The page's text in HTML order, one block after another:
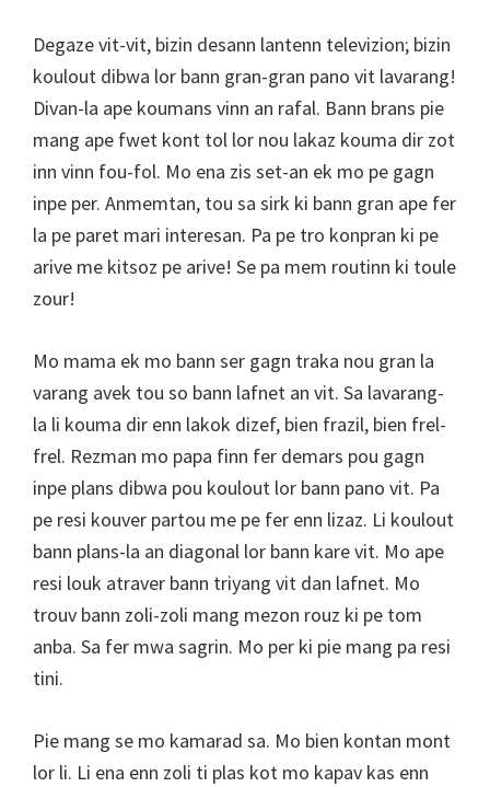
Degaze vit-vit, bizin desann lantenn televizion; bizin
koulout dibwa lor bann gran-gran pano vit lavarang!
Divan-la ape koumans vinn an rafal. Bann brans pie
mang ape fwet kont tol lor nou lakaz kouma dir zot
inn vinn fou-fol. Mo ena zis set-an ek mo pe gagn
inpe per. Anmemtan, tou sa sirk ki bann gran ape fer
la pe paret mari interesan. Pa pe tro konpran ki pe
arive me kitsoz pe arive! Se pa mem routinn ki toule
zour!
Mo mama ek mo bann ser gagn traka nou gran la
varang avek tou so bann lafnet an vit. Sa lavarang-
la li kouma dir enn lakok dizef, bien frazil, bien frel-
frel. Rezman mo papa finn fer demars pou gagn
inpe plans dibwa pou koulout lor bann pano vit. Pa
pe resi kouver partou me pe fer enn lizaz. Li koulout
bann plans-la an diagonal lor bann kare vit. Mo ape
resi louk atraver bann triyang vit dan lafnet. Mo
trouv bann zoli-zoli mang mezon rouz ki pe tom
anba. Sa fer mwa sagrin. Mo per ki pie mang pa resi
tini.
Pie mang se mo kamarad sa. Mo bien kontan mont
lor li. Li ena enn zoli ti plas kot mo kapav kas enn